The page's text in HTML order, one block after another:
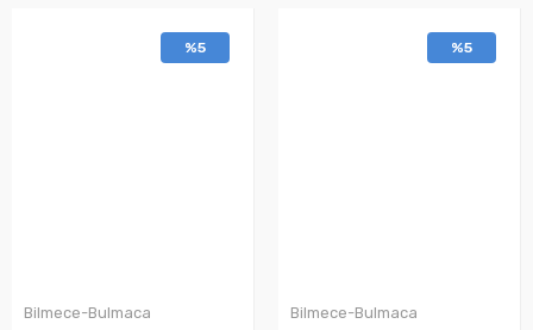
%5
Bilmece-Bulmaca
%5
Bilmece-Bulmaca